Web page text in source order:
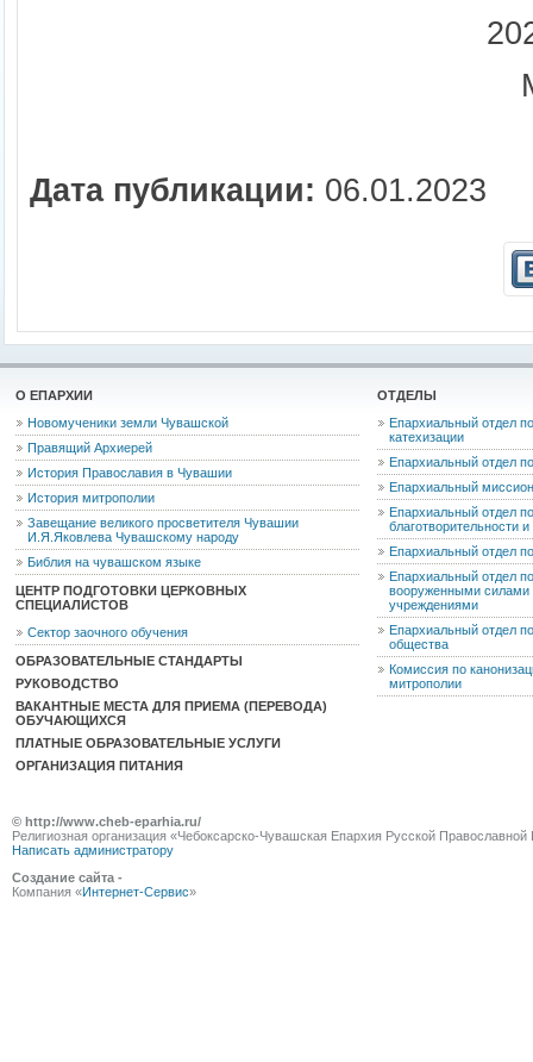
Дата публикации: 06.01.2023
О ЕПАРХИИ
Новомученики земли Чувашской
Правящий Архиерей
История Православия в Чувашии
История митрополии
Завещание великого просветителя Чувашии
И.Я.Яковлева Чувашскому народу
Библия на чувашском языке
ЦЕНТР ПОДГОТОВКИ ЦЕРКОВНЫХ
СПЕЦИАЛИСТОВ
Сектор заочного обучения
ОБРАЗОВАТЕЛЬНЫЕ СТАНДАРТЫ
РУКОВОДСТВО
ВАКАНТНЫЕ МЕСТА ДЛЯ ПРИЕМА (ПЕРЕВОДА)
ОБУЧАЮЩИХСЯ
ПЛАТНЫЕ ОБРАЗОВАТЕЛЬНЫЕ УСЛУГИ
ОРГАНИЗАЦИЯ ПИТАНИЯ
ОТДЕЛЫ
Епархиальный отдел
катехизации
Епархиальный отдел
Епархиальный
Епархиальный отдел
благотворительности
Епархиальный отдел
Епархиальный отдел
вооруженными силами
учреждениями
Епархиальный отдел
общества
Комиссия по
митрополии
© http://www.cheb-eparhia.ru/
Религиозная организация «Чебоксарско-Чувашская Епархия Русской
Написать администратору
Создание сайта -
Компания «Интернет-Сервис»